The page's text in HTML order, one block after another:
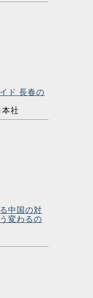
ド 長春の
社
中国の対
変わるの